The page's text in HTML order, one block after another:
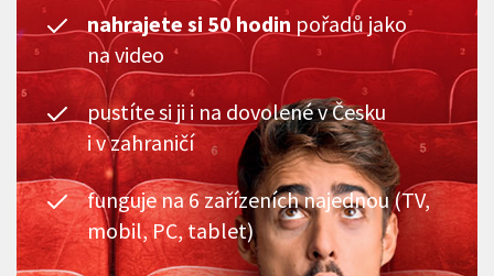
nahrajete si 50 hodin pořadů jako
na video
pustíte si ji i na dovolené v Česku
i v zahraničí
funguje na 6 zařízeních najednou (TV,
mobil, PC, tablet)